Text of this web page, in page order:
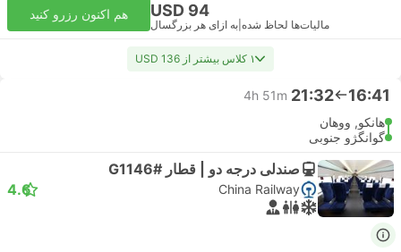
USD 94
مالیات‌ها لحاظ شده به ازای هر بزرگسال
هم اکنون رزرو کنید
۱ کلاس بیشتر از USD 136
16:41
21:32
4h 51m
هانکو, ووهان
گوانگژو جنوبی
صندلی درجه دو | قطار #G1146
China Railway
4.6